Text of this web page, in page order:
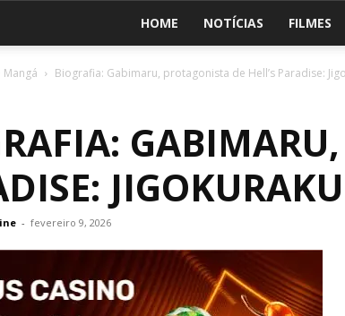
HOME NOTÍCIAS FILMES
Mangá Biografia: Gabimaru, protagonista de Hell’s Paradise:
JIGOKURAKU
- fevereiro 9, 2026